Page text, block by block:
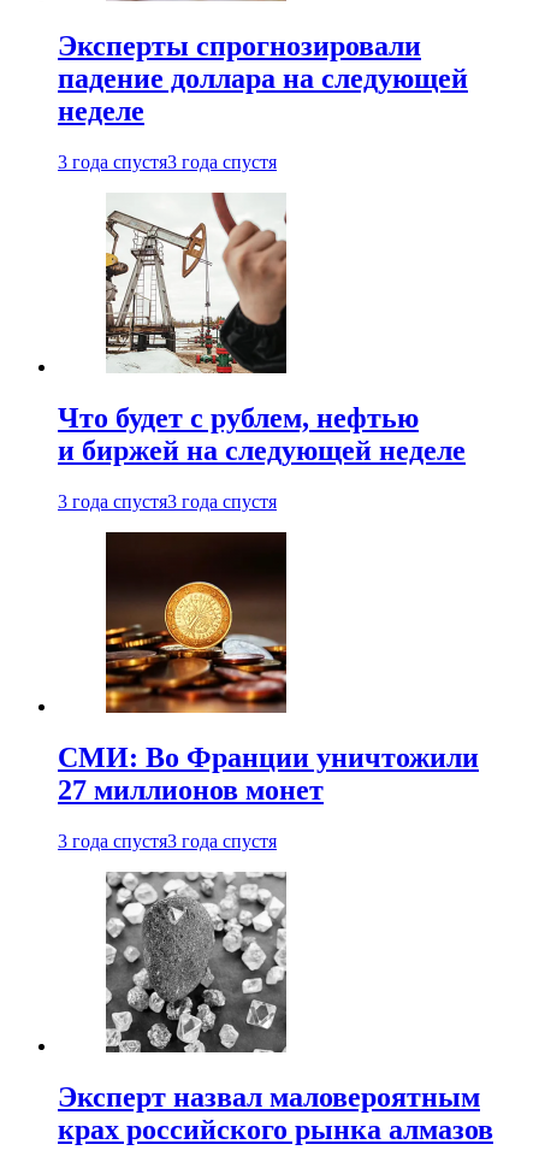
Эксперты спрогнозировали
падение доллара на следующей
неделе
3 года спустя3 года спустя
Что будет с рублем, нефтью
и биржей на следующей неделе
3 года спустя3 года спустя
СМИ: Во Франции уничтожили
27 миллионов монет
3 года спустя3 года спустя
Эксперт назвал маловероятным
крах российского рынка алмазов